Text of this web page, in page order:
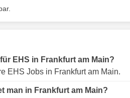
EHS in Frankfurt am Main?
EHS Jobs in Frankfurt am Main.
man in Frankfurt am Main?